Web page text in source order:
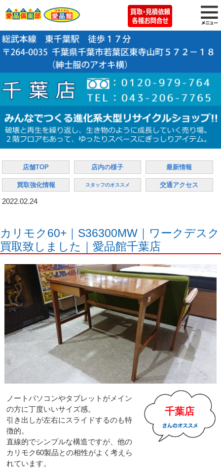
店舗TOP 店内の様子 最新情報
買取強化情報 スタッフのオススメ 交通アクセス
2022.02.24
カリモク60+｜S36300MW｜ワークデスク
買取致しました｜愛品館千葉店
千葉店
ノートパソコンやタブレットがメイン
の方に丁度いいサイズ感。
引き出しが左右にスライドするのも特
徴的。
直線的でシンプルな構造ですが、他の
カリモク60製品との相性がよく考えら
れています。